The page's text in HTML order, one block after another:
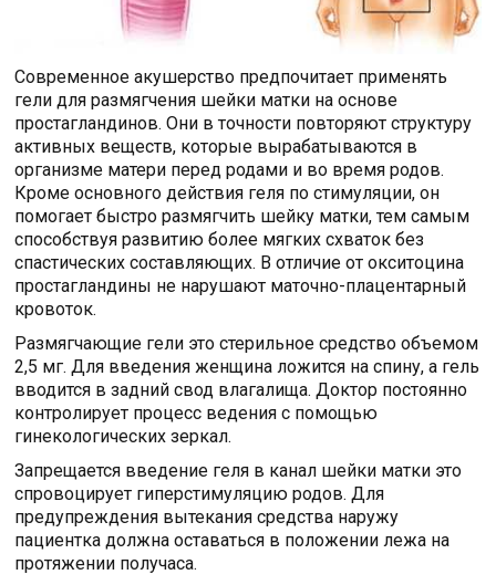
Современное акушерство предпочитает применять
гели для размягчения шейки матки на основе
простагландинов. Они в точности повторяют структуру
активных веществ, которые вырабатываются в
организме матери перед родами и во время родов.
Кроме основного действия геля по стимуляции, он
помогает быстро размягчить шейку матки, тем самым
способствуя развитию более мягких схваток без
спастических составляющих. В отличие от окситоцина
простагландины не нарушают маточно-плацентарный
кровоток.
Размягчающие гели это стерильное средство объемом
2,5 мг. Для введения женщина ложится на спину, а гель
вводится в задний свод влагалища. Доктор постоянно
контролирует процесс ведения с помощью
гинекологических зеркал.
Запрещается введение геля в канал шейки матки это
спровоцирует гиперстимуляцию родов. Для
предупреждения вытекания средства наружу
пациентка должна оставаться в положении лежа на
протяжении получаса.